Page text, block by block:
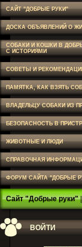
САЙТ "ДОБРЫЕ РУКИ"
ДОСКА ОБЪЯВЛЕНИЙ О
СОБАКИ И КОШКИ В
С ИСТОРИЯМИ
СОВЕТЫ И
ПАМЯТКА, КАК ВЗЯТЬ
ВЛАДЕЛЬЦУ СОБАКИ ИЗ
БЕЗОПАСНОСТЬ В
ЖИВОТНЫЕ И ЛЮДИ
СПРАВОЧНАЯ
ФОРУМ САЙТА "ДОБРЫЕ
Сайт "Добрые руки"
ВОЙТИ